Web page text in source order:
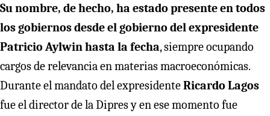
Su nombre, de hecho, ha estado presente en todos
los gobiernos desde el gobierno del expresidente
Patricio Aylwin hasta la fecha, siempre ocupando
cargos de relevancia en materias macroeconómicas.
Durante el mandato del expresidenteRicardo Lagos
fue el director de la Dipres y en ese momento fue